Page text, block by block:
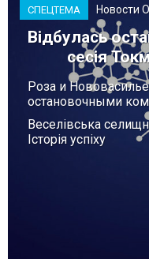
СПЕЦТЕМА Новости
Відбулась
сесія
Роза и
остановочными
Веселівська
Історія успіху